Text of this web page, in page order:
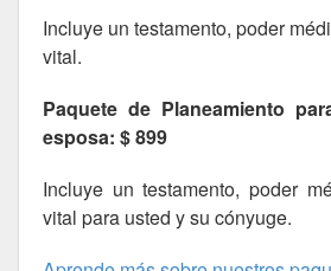
Incluye un testamento, poder
vital.
Paquete de Planeamiento
esposa: $ 899
Incluye un testamento, poder
vital para usted y su cónyuge.